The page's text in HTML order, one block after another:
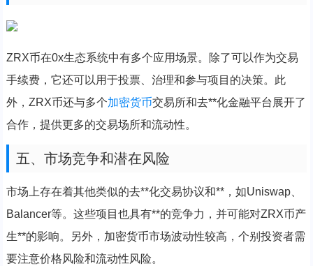
ZRX币在0x生态系统中有多个应用场景。除了可以作为交易
手续费，它还可以用于投票、治理和参与项目的决策。此
外，ZRX币还与多个加密货币交易所和去**化金融平台展开了
合作，提供更多的交易场所和流动性。
五、市场竞争和潜在风险
市场上存在着其他类似的去**化交易协议和**，如Uniswap、
Balancer等。这些项目也具有**的竞争力，并可能对ZRX币产
生**的影响。另外，加密货币市场波动性较高，个别投资者需
要注意价格风险和流动性风险。